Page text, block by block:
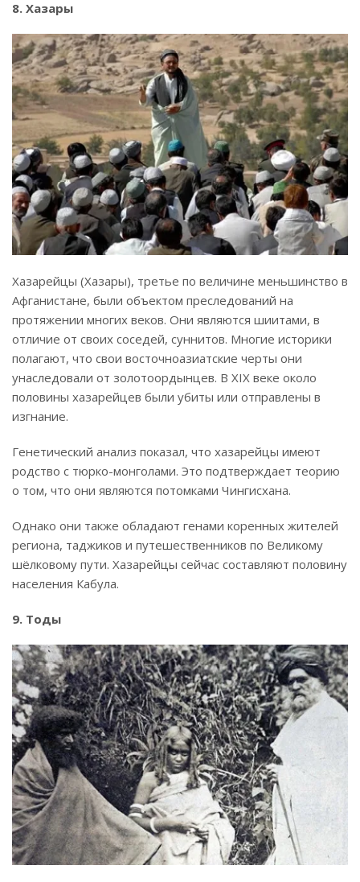
8. Хазары
Хазарейцы (Хазары), третье по величине меньшинство в
Афганистане, были объектом преследований на
протяжении многих веков. Они являются шиитами, в
отличие от своих соседей, суннитов. Многие историки
полагают, что свои восточноазиатские черты они
унаследовали от золотоордынцев. В XIX веке около
половины хазарейцев были убиты или отправлены в
изгнание.
Генетический анализ показал, что хазарейцы имеют
родство с тюрко-монголами. Это подтверждает теорию
о том, что они являются потомками Чингисхана.
Однако они также обладают генами коренных жителей
региона, таджиков и путешественников по Великому
шёлковому пути. Хазарейцы сейчас составляют половину
населения Кабула.
9. Тоды